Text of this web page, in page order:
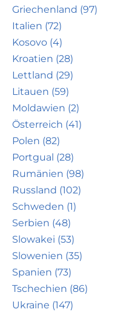
Griechenland (97)
Italien (72)
Kosovo (4)
Kroatien (28)
Lettland (29)
Litauen (59)
Moldawien (2)
Österreich (41)
Polen (82)
Portgual (28)
Rumänien (98)
Russland (102)
Schweden (1)
Serbien (48)
Slowakei (53)
Slowenien (35)
Spanien (73)
Tschechien (86)
Ukraine (147)